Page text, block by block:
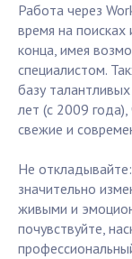
Работа через
время на поисках
конца, имея
специалистом.
базу
лет (с 2009
свежие и
Не
значительно
живыми и
почувствуйте,